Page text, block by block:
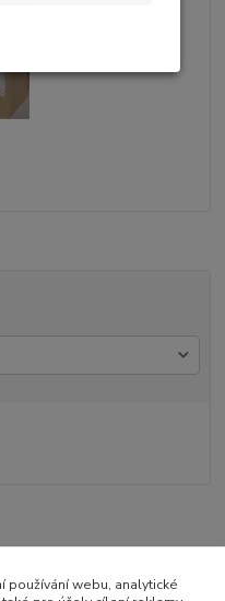
používání webu, analytické